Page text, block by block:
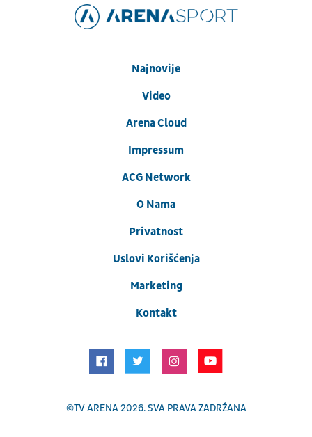
Najnovije
Video
Arena Cloud
Impressum
ACG Network
O Nama
Privatnost
Uslovi Korišćenja
Marketing
Kontakt
©TV ARENA2026. SVA PRAVA ZADRŽANA